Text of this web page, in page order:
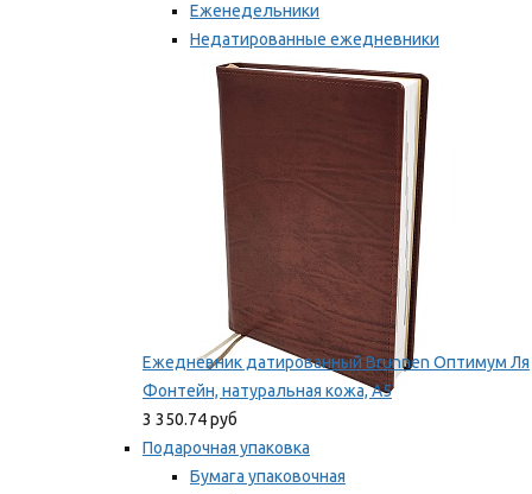
Еженедельники
Недатированные ежедневники
Планинги
Мы рекомендуем
Ежедневник датированный Brunnen Оптимум Ля
Фонтейн, натуральная кожа, А5
3 350.74 руб
Подарочная упаковка
Бумага упаковочная